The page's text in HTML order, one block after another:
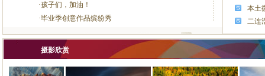
·孩子们，加油！
·毕业季创意作品缤纷秀
本土
二连
摄